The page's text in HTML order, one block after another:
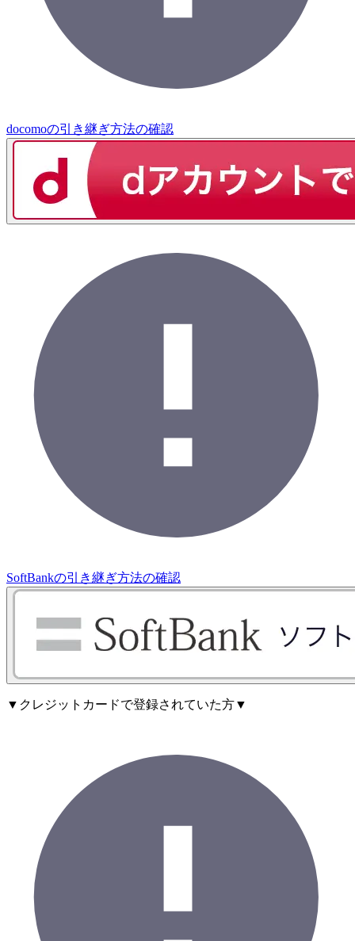
docomoの引き継ぎ方法の確認
SoftBankの引き継ぎ方法の確認
▼クレジットカードで登録されていた方▼